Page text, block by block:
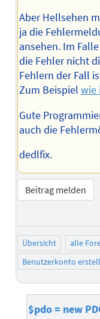
Aber Hellsehen
ja die
ansehen. Im
die Fehler nicht
Fehlern der Fall
Zum Beispiel wie
Gute
auch die
dedlfix.
Beitrag melden
Übersicht alle
Benutzerkonto
$pdo = new